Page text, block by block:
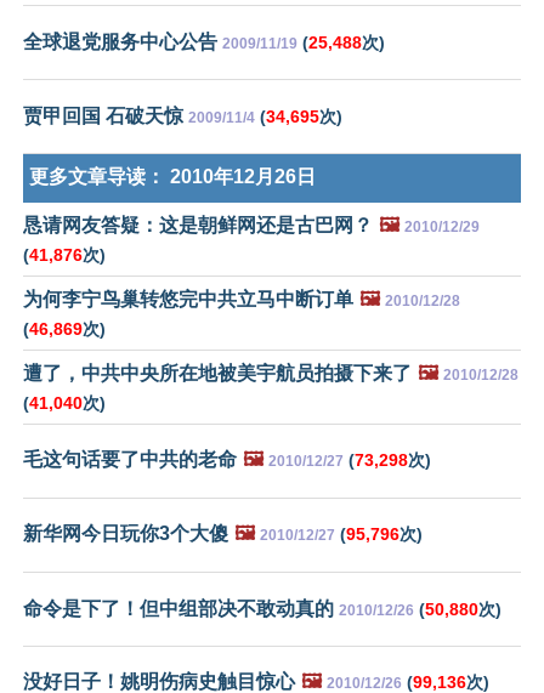
全球退党服务中心公告 2009/11/19 (25,488次)
贾甲回国 石破天惊 2009/11/4 (34,695次)
更多文章导读： 2010年12月26日
恳请网友答疑：这是朝鲜网还是古巴网？ 🖼️ 2010/12/29
(41,876次)
为何李宁鸟巢转悠完中共立马中断订单 🖼️ 2010/12/28
(46,869次)
遭了，中共中央所在地被美宇航员拍摄下来了 🖼️ 2010/12/28
(41,040次)
毛这句话要了中共的老命 🖼️ 2010/12/27 (73,298次)
新华网今日玩你3个大傻 🖼️ 2010/12/27 (95,796次)
命令是下了！但中组部决不敢动真的 2010/12/26 (50,880次)
没好日子！姚明伤病史触目惊心 🖼️ 2010/12/26 (99,136次)